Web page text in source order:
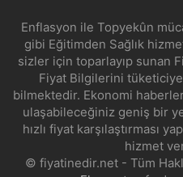
Enflasyon ile Topyekûn
gibi Eğitimden Sağlık
sizler için toparlayıp sunan
Fiyat Bilgilerini tüketiciye
bilmektedir. Ekonomi
ulaşabileceğiniz geniş bir
hızlı fiyat karşılaştırması
hizmet
© fiyatinedir.net - Tüm